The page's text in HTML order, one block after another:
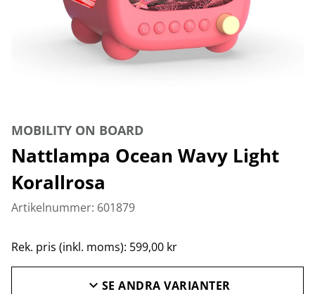
MOBILITY ON BOARD
Nattlampa Ocean Wavy Light
Korallrosa
Artikelnummer: 601879
Rek. pris (inkl. moms): 599,00 kr
SE ANDRA VARIANTER